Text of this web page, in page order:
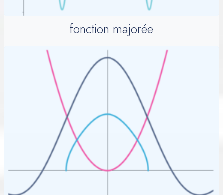
fonction majorée